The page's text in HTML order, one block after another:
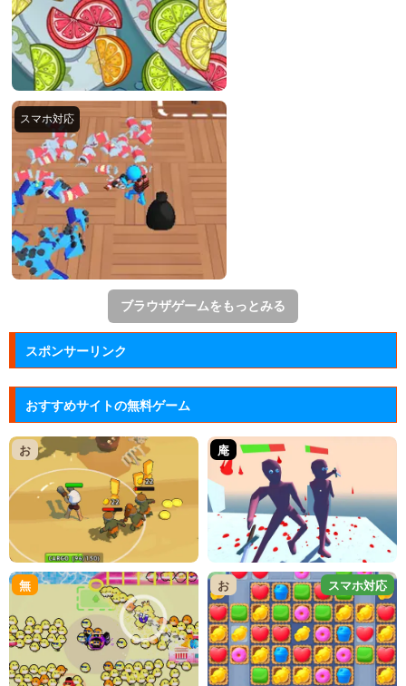
ブラウザゲームをもっとみる
スポンサーリンク
おすすめサイトの無料ゲーム
お 庵
無 お スマホ対応